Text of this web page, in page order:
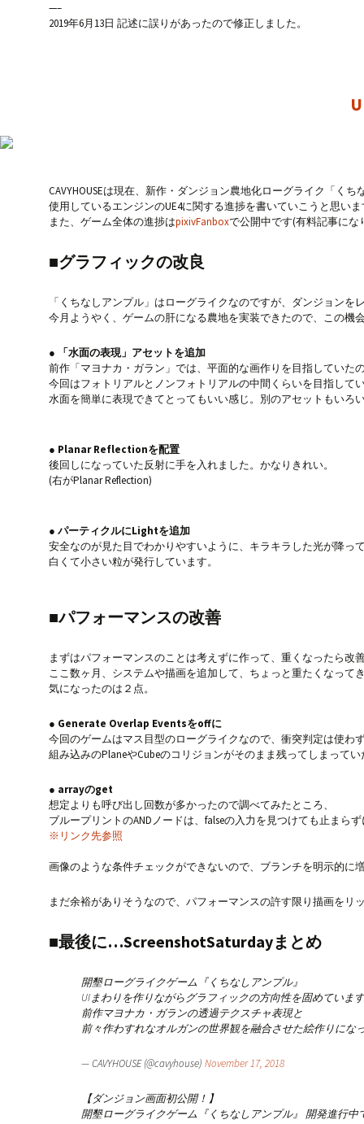
—–
2019年6月13日 記述に誤りがあったので修正しました。
CAVYHOUSEは現在、新作・ダンジョン農地化ローグライク「く
使用しているエンジンのUE4に関する進捗を書いていこうと思い
また、ゲーム全体の進捗はpixivFanboxで公開中です(有料記事にな
■グラフィックの改良
「くちなしアンプル」はローグライクなのですが、ダンジョン
今月ようやく、ゲームの肝になる農地を実装できたので、この
● 「水面の表現」アセットを追加
前作「マヨナカ・ガラン」では、平面的な画作りを目指していた
今回はフォトリアルとノンフォトリアルの中間くらいを目指して
水面を簡単に表現できてとってもいい感じ。別のアセットもいろ
● Planar Reflectionを配置
後回しになっていた反射に手を入れました。かなりきれい。
(右がPlanar Reflection)
● パーティクルにLightを追加
安全なのが見た目でわかりやすいように、キラキラした光が降っ
白くて小さい粒が発行しています。
■パフォーマンスの改善
まずはパフォーマンスのことは考えずに作って、重くなったら改
ここ数ヶ月、システムや描画を追加して、ちょっと重たくなって
気になったのは２点。
● Generate Overlap Eventsをoffに
今回のゲームはマス目型のローグライクなので、衝突判定は使わ
組み込みのPlaneやCubeのコリジョンがそのまま残ってしまって
● arrayのget
想定よりも呼び出し回数が多かったので調べてみたところ、
ブループリントのANDノードは、falseの入力を見つけても止まら
※リンク先参照
画像のような条件チェックができないので、ブランチを明示的に
まだ余裕がありそうなので、パフォーマンスの許す限り描画をリ
■最後に…ScreenshotSaturdayまとめ
開墾ローグライクゲーム『くちなしアンプル』
UIまわりを作りながらグラフィックの方向性を固めていま
前作マヨナカ・ガランの透過テクスチャ表現と
前々作わすれなオルガンの世界観を融合させた絵作りにな
— CAVYHOUSE (@cavyhouse) November 17, 2018
【ダンジョン画面初公開！】
開墾ローグライクゲーム『くちなしアンプル』 開発進行中